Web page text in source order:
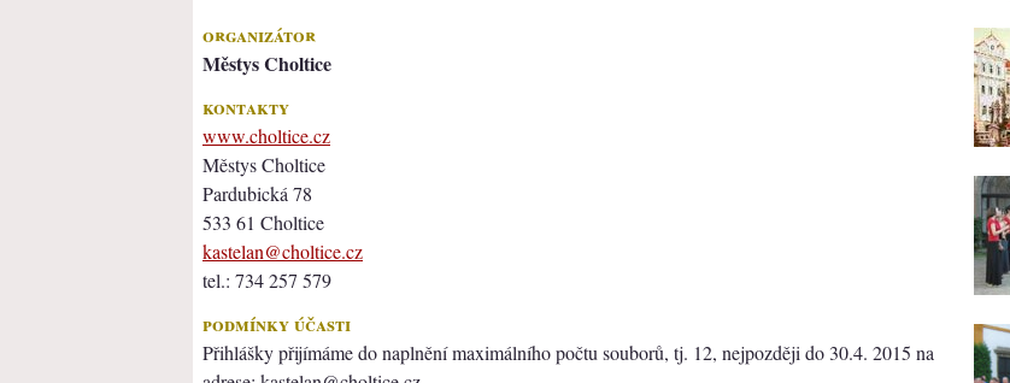
organizátor
Městys Choltice
kontakty
www.choltice.cz
Městys Choltice
Pardubická 78
533 61 Choltice
kastelan@choltice.cz
tel.: 734 257 579
podmínky účasti
Přihlášky přijímáme do naplnění maximálního počtu souborů, tj. 12, nejpozději do 30.4. 2015 na